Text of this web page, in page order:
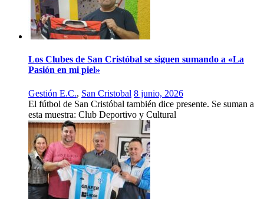
Los Clubes de San Cristóbal se siguen sumando a «La
Pasión en mi piel»
Gestión E.C., San Cristobal 8 junio, 2026
El fútbol de San Cristóbal también dice presente. Se suman a
esta muestra: Club Deportivo y Cultural